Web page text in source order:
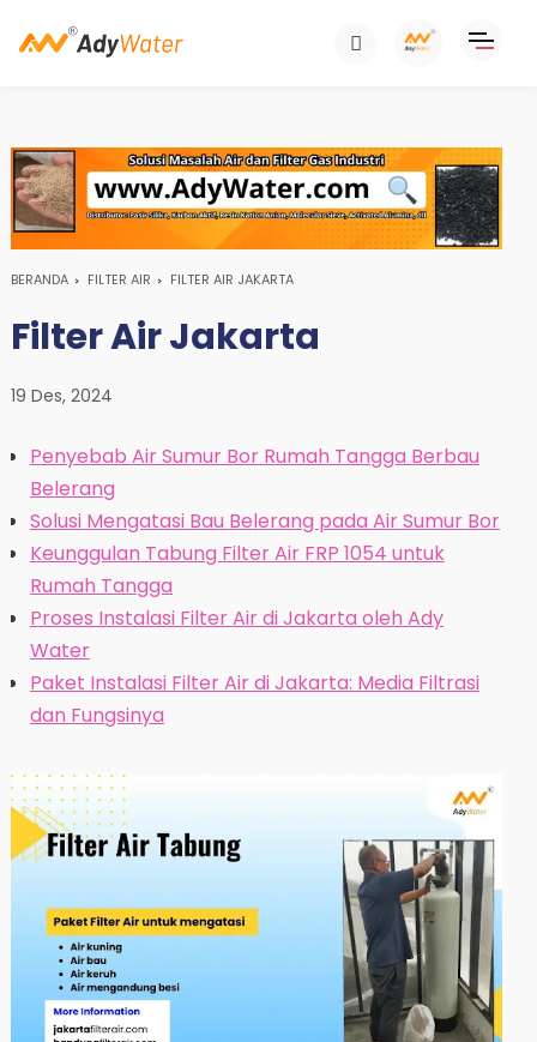
BERANDA FILTER AIR FILTER AIR JAKARTA
Filter Air Jakarta
19 Des, 2024
Penyebab Air Sumur Bor Rumah Tangga Berbau
Belerang
Solusi Mengatasi Bau Belerang pada Air Sumur Bor
Keunggulan Tabung Filter Air FRP 1054 untuk
Rumah Tangga
Proses Instalasi Filter Air di Jakarta oleh Ady
Water
Paket Instalasi Filter Air di Jakarta: Media Filtrasi
dan Fungsinya